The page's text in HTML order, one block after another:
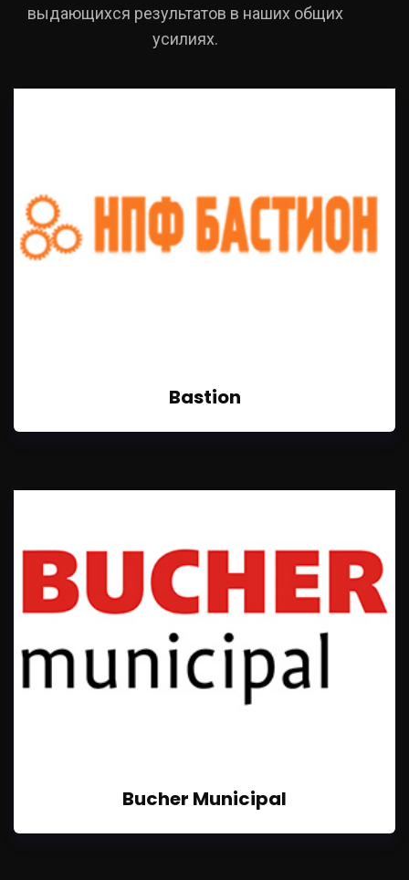
выдающихся результатов в наших общих
усилиях.
Bastion
Bucher Municipal